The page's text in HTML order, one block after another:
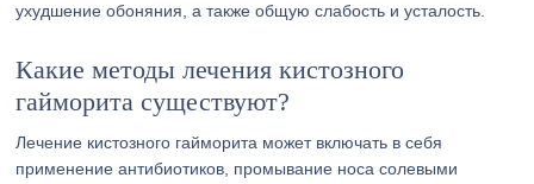
ухудшение обоняния, а также общую слабость и усталость.
Какие методы лечения кистозного
гайморита существуют?
Лечение кистозного гайморита может включать в себя
применение антибиотиков, промывание носа солевыми